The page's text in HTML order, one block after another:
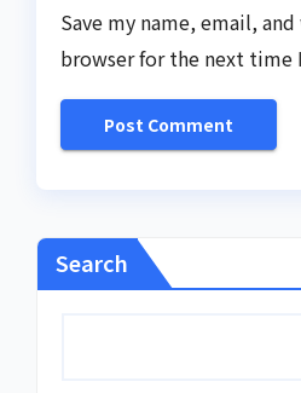
Save my name, email,
browser for the next time
Search